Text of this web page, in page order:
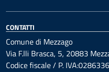
CONTATTI
Comune di Mezzago
Via F.lli Brasca, 5, 20883
Codice fiscale / P.